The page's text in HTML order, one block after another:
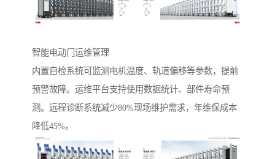
智能电动门运维管理‌
内置自检系统可监测电机温度、轨道偏移等参数，提前
预警故障。运维平台支持使用数据统计、部件寿命预
测。远程诊断系统减少80%现场维护需求，年维保成本
降低45%。